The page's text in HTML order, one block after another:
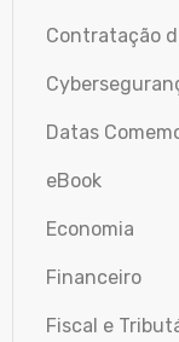
Contratação
Datas
eBook
Economia
Financeiro
Fiscal e